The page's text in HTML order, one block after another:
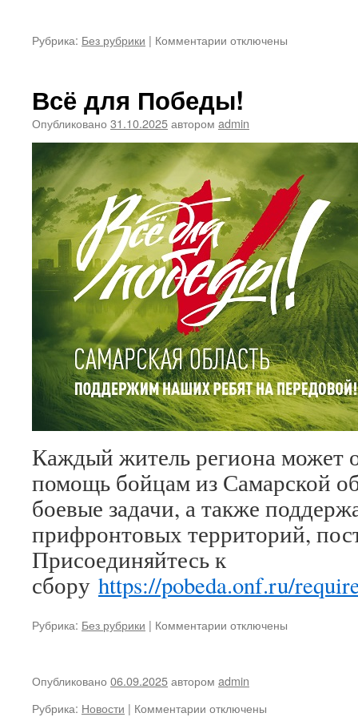
Рубрика: Без рубрики | Комментарии котключены
Всё для Победы!
Опубликовано 31.10.2025автором admin
Каждый житель региона может
помощь бойцам из Самарской
боевые задачи, а также
прифронтовых территорий,
Присоединяйтесь к
сбору https://pobeda.onf.ru/
Рубрика: Без рубрики | Комментарии к
Победы!
отключены
Опубликовано 06.09.2025автором admin
Рубрика: Новости | Комментарии котключены